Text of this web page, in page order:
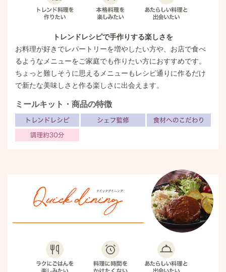
トレンドレシピで手作りする楽しさを
お料理が好きでレパートリーを増やしたい方や、お店で食べ
るようなメニューをご家庭でも作りたい方におすすめです。
ちょっと難しそうに思えるメニューもレシピ通りに作るだけ
で新たな美味しさと作る楽しさに出会えます。
ミールキット・商品の特徴